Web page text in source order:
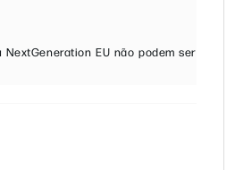
EU não podem ser